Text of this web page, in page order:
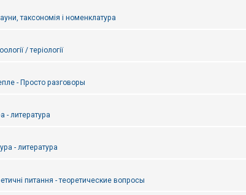
таксономія і номенклатура
/ теріології
- Просто разговоры
- литература
- литература
питання - теоретические вопросы